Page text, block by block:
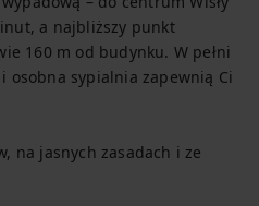
a najbliższy punkt
160 m od budynku. W pełni
osobna sypialnia zapewnią Ci
na jasnych zasadach i ze